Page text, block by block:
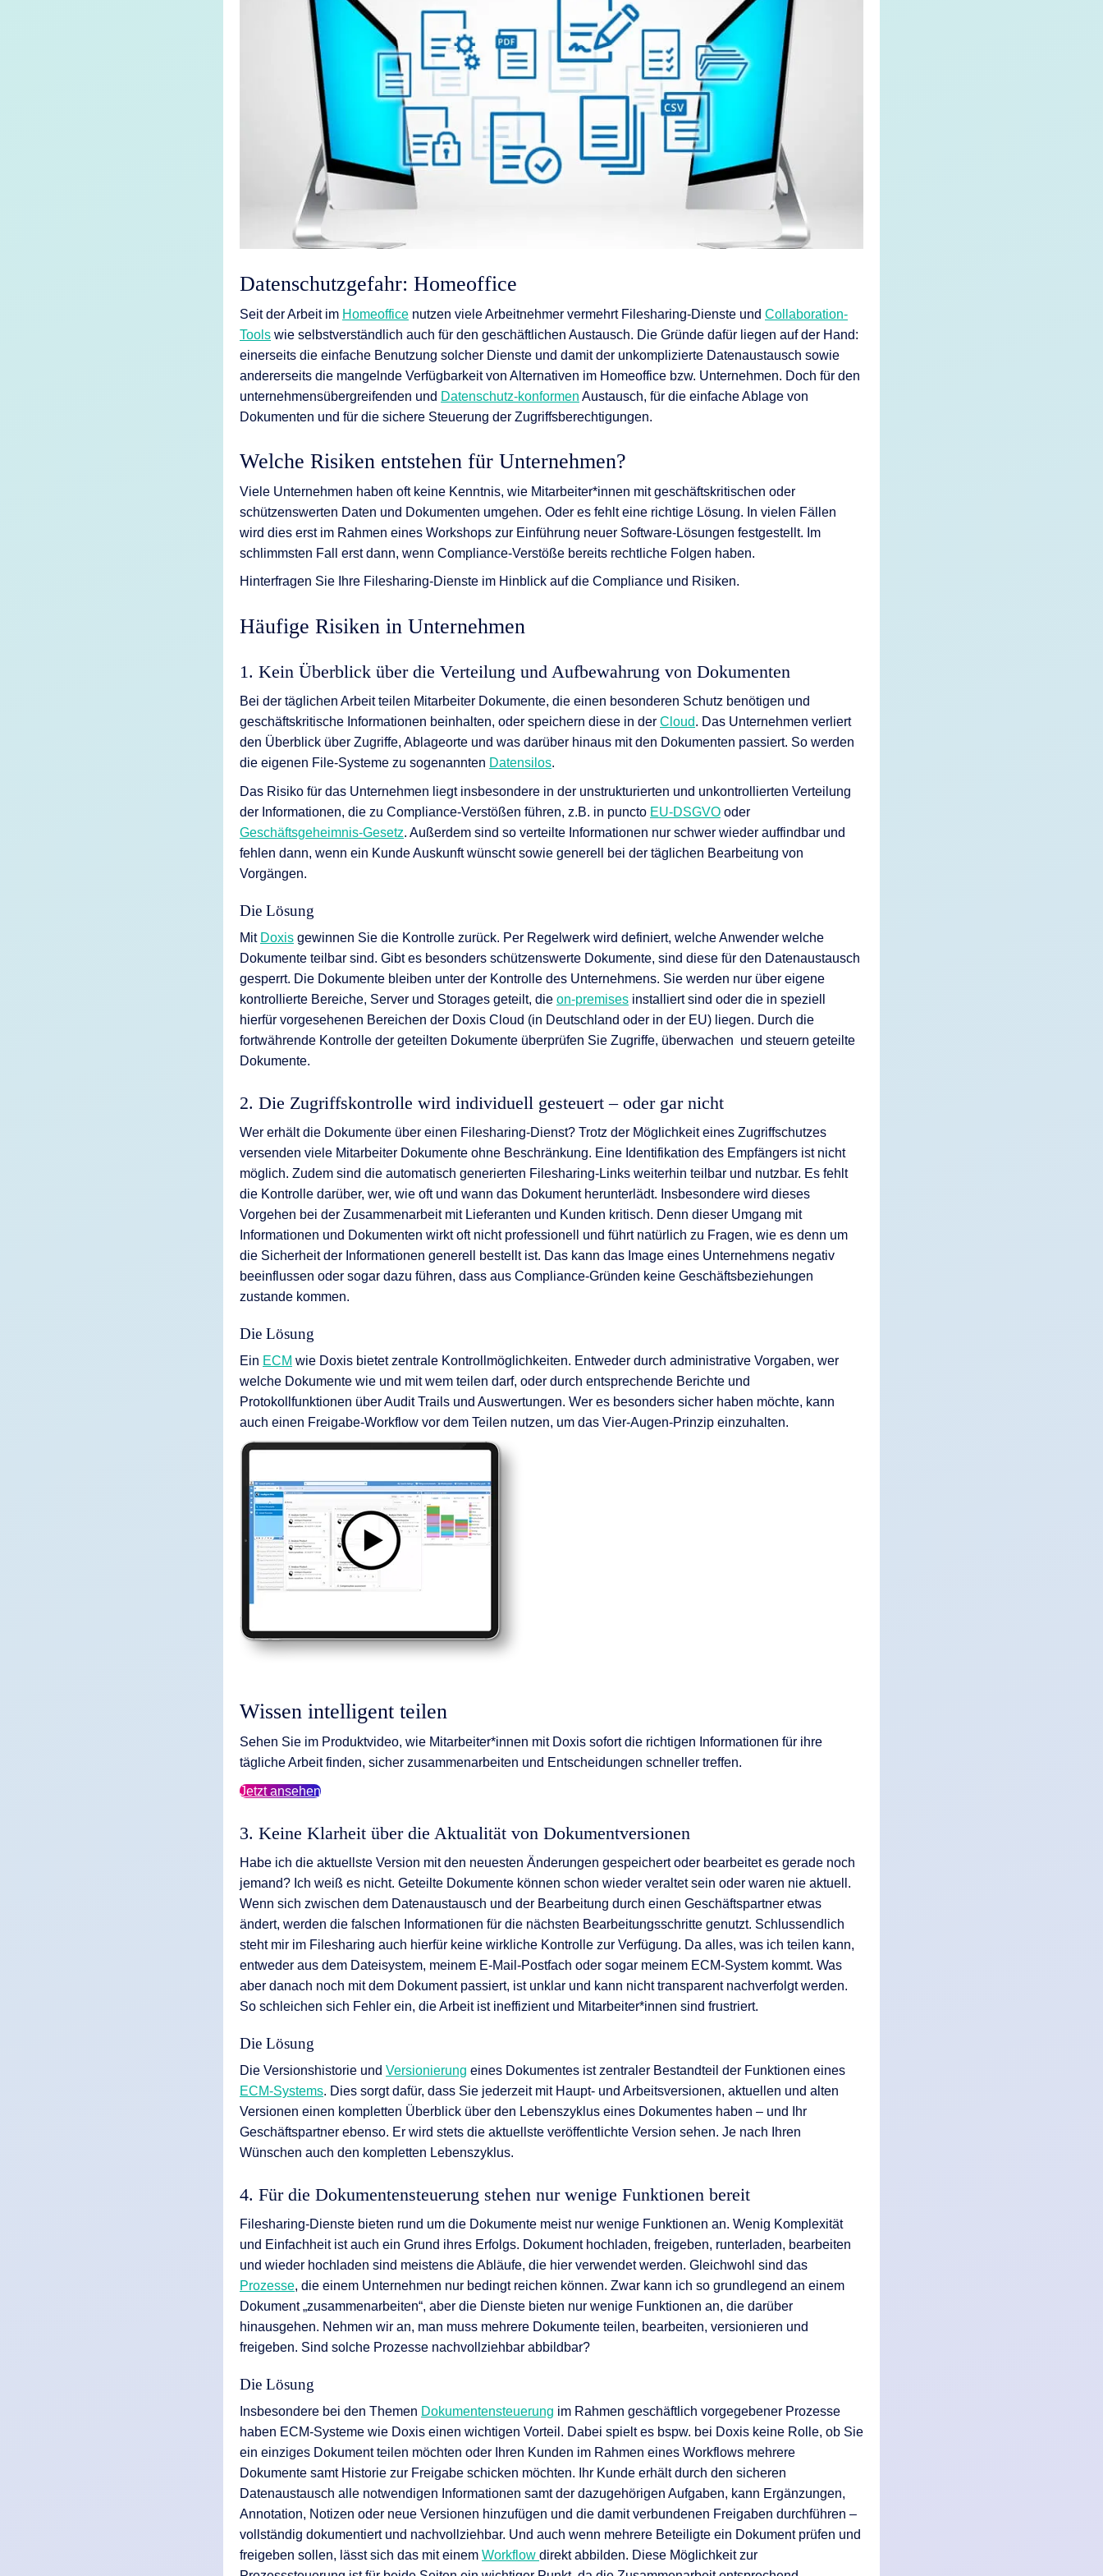
KI-Funktionen
Integrationen
Deployment & Services
Datenschutzgefahr: Homeoffice
Seit der Arbeit im Homeoffice nutzen viele Arbeitnehmer vermehrt Filesharing-Dienste und Collaboration-
Tools wie selbstverständlich auch für den geschäftlichen Austausch. Die Gründe dafür liegen auf der Hand:
einerseits die einfache Benutzung solcher Dienste und damit der unkomplizierte Datenaustausch sowie
andererseits die mangelnde Verfügbarkeit von Alternativen im Homeoffice bzw. Unternehmen. Doch für den
unternehmensübergreifenden und Datenschutz-konformen Austausch, für die einfache Ablage von
Dokumenten und für die sichere Steuerung der Zugriffsberechtigungen.
Welche Risiken entstehen für Unternehmen?
Viele Unternehmen haben oft keine Kenntnis, wie Mitarbeiter*innen mit geschäftskritischen oder
schützenswerten Daten und Dokumenten umgehen. Oder es fehlt eine richtige Lösung. In vielen Fällen
wird dies erst im Rahmen eines Workshops zur Einführung neuer Software-Lösungen festgestellt. Im
schlimmsten Fall erst dann, wenn Compliance-Verstöße bereits rechtliche Folgen haben.
Hinterfragen Sie Ihre Filesharing-Dienste im Hinblick auf die Compliance und Risiken.
Häufige Risiken in Unternehmen
1. Kein Überblick über die Verteilung und Aufbewahrung von Dokumenten
Bei der täglichen Arbeit teilen Mitarbeiter Dokumente, die einen besonderen Schutz benötigen und
geschäftskritische Informationen beinhalten, oder speichern diese in der Cloud. Das Unternehmen verliert
den Überblick über Zugriffe, Ablageorte und was darüber hinaus mit den Dokumenten passiert. So werden
die eigenen File-Systeme zu sogenannten Datensilos.
Das Risiko für das Unternehmen liegt insbesondere in der unstrukturierten und unkontrollierten Verteilung
der Informationen, die zu Compliance-Verstößen führen, z.B. in puncto EU-DSGVO oder
Geschäftsgeheimnis-Gesetz. Außerdem sind so verteilte Informationen nur schwer wieder auffindbar und
fehlen dann, wenn ein Kunde Auskunft wünscht sowie generell bei der täglichen Bearbeitung von
Vorgängen.
Die Lösung
Mit Doxis gewinnen Sie die Kontrolle zurück. Per Regelwerk wird definiert, welche Anwender welche
Dokumente teilbar sind. Gibt es besonders schützenswerte Dokumente, sind diese für den Datenaustausch
gesperrt. Die Dokumente bleiben unter der Kontrolle des Unternehmens. Sie werden nur über eigene
kontrollierte Bereiche, Server und Storages geteilt, die on-premises installiert sind oder die in speziell
hierfür vorgesehenen Bereichen der Doxis Cloud (in Deutschland oder in der EU) liegen. Durch die
fortwährende Kontrolle der geteilten Dokumente überprüfen Sie Zugriffe, überwachen und steuern geteilte
Dokumente.
2. Die Zugriffskontrolle wird individuell gesteuert – oder gar nicht
Wer erhält die Dokumente über einen Filesharing-Dienst? Trotz der Möglichkeit eines Zugriffschutzes
versenden viele Mitarbeiter Dokumente ohne Beschränkung. Eine Identifikation des Empfängers ist nicht
möglich. Zudem sind die automatisch generierten Filesharing-Links weiterhin teilbar und nutzbar. Es fehlt
die Kontrolle darüber, wer, wie oft und wann das Dokument herunterlädt. Insbesondere wird dieses
Vorgehen bei der Zusammenarbeit mit Lieferanten und Kunden kritisch. Denn dieser Umgang mit
Informationen und Dokumenten wirkt oft nicht professionell und führt natürlich zu Fragen, wie es denn um
die Sicherheit der Informationen generell bestellt ist. Das kann das Image eines Unternehmens negativ
beeinflussen oder sogar dazu führen, dass aus Compliance-Gründen keine Geschäftsbeziehungen
zustande kommen.
Die Lösung
Ein ECM wie Doxis bietet zentrale Kontrollmöglichkeiten. Entweder durch administrative Vorgaben, wer
welche Dokumente wie und mit wem teilen darf, oder durch entsprechende Berichte und
Protokollfunktionen über Audit Trails und Auswertungen. Wer es besonders sicher haben möchte, kann
auch einen Freigabe-Workflow vor dem Teilen nutzen, um das Vier-Augen-Prinzip einzuhalten.
Wissen intelligent teilen
Sehen Sie im Produktvideo, wie Mitarbeiter*innen mit Doxis sofort die richtigen Informationen für ihre
tägliche Arbeit finden, sicher zusammenarbeiten und Entscheidungen schneller treffen.
Jetzt ansehen
3. Keine Klarheit über die Aktualität von Dokumentversionen
Habe ich die aktuellste Version mit den neuesten Änderungen gespeichert oder bearbeitet es gerade noch
jemand? Ich weiß es nicht. Geteilte Dokumente können schon wieder veraltet sein oder waren nie aktuell.
Wenn sich zwischen dem Datenaustausch und der Bearbeitung durch einen Geschäftspartner etwas
ändert, werden die falschen Informationen für die nächsten Bearbeitungsschritte genutzt. Schlussendlich
steht mir im Filesharing auch hierfür keine wirkliche Kontrolle zur Verfügung. Da alles, was ich teilen kann,
entweder aus dem Dateisystem, meinem E-Mail-Postfach oder sogar meinem ECM-System kommt. Was
aber danach noch mit dem Dokument passiert, ist unklar und kann nicht transparent nachverfolgt werden.
So schleichen sich Fehler ein, die Arbeit ist ineffizient und Mitarbeiter*innen sind frustriert.
Die Lösung
Die Versionshistorie und Versionierung eines Dokumentes ist zentraler Bestandteil der Funktionen eines
ECM-Systems. Dies sorgt dafür, dass Sie jederzeit mit Haupt- und Arbeitsversionen, aktuellen und alten
Versionen einen kompletten Überblick über den Lebenszyklus eines Dokumentes haben – und Ihr
Geschäftspartner ebenso. Er wird stets die aktuellste veröffentlichte Version sehen. Je nach Ihren
Wünschen auch den kompletten Lebenszyklus.
4. Für die Dokumentensteuerung stehen nur wenige Funktionen bereit
Filesharing-Dienste bieten rund um die Dokumente meist nur wenige Funktionen an. Wenig Komplexität
und Einfachheit ist auch ein Grund ihres Erfolgs. Dokument hochladen, freigeben, runterladen, bearbeiten
und wieder hochladen sind meistens die Abläufe, die hier verwendet werden. Gleichwohl sind das
Prozesse, die einem Unternehmen nur bedingt reichen können. Zwar kann ich so grundlegend an einem
Dokument „zusammenarbeiten“, aber die Dienste bieten nur wenige Funktionen an, die darüber
hinausgehen. Nehmen wir an, man muss mehrere Dokumente teilen, bearbeiten, versionieren und
freigeben. Sind solche Prozesse nachvollziehbar abbildbar?
Die Lösung
Insbesondere bei den Themen Dokumentensteuerung im Rahmen geschäftlich vorgegebener Prozesse
haben ECM-Systeme wie Doxis einen wichtigen Vorteil. Dabei spielt es bspw. bei Doxis keine Rolle, ob Sie
ein einziges Dokument teilen möchten oder Ihren Kunden im Rahmen eines Workflows mehrere
Dokumente samt Historie zur Freigabe schicken möchten. Ihr Kunde erhält durch den sicheren
Datenaustausch alle notwendigen Informationen samt der dazugehörigen Aufgaben, kann Ergänzungen,
Annotation, Notizen oder neue Versionen hinzufügen und die damit verbundenen Freigaben durchführen –
vollständig dokumentiert und nachvollziehbar. Und auch wenn mehrere Beteiligte ein Dokument prüfen und
freigeben sollen, lässt sich das mit einem Workflow direkt abbilden. Diese Möglichkeit zur